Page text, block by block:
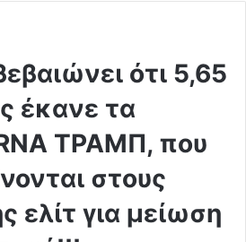
ότι 5,65
έκανε τα
ΤΡΑΜΠ, που
στους
ελίτ για μείωση